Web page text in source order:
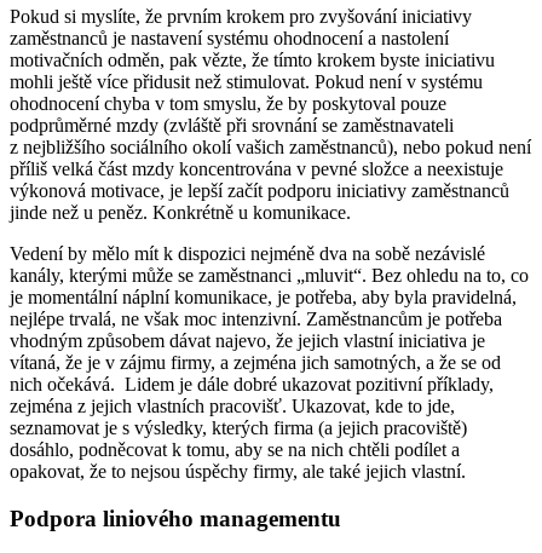
Pokud si myslíte, že prvním krokem pro zvyšování iniciativy
zaměstnanců je nastavení systému ohodnocení a nastolení
motivačních odměn, pak vězte, že tímto krokem byste iniciativu
mohli ještě více přidusit než stimulovat. Pokud není v systému
ohodnocení chyba v tom smyslu, že by poskytoval pouze
podprůměrné mzdy (zvláště při srovnání se zaměstnavateli
z nejbližšího sociálního okolí vašich zaměstnanců), nebo pokud není
příliš velká část mzdy koncentrována v pevné složce a neexistuje
výkonová motivace, je lepší začít podporu iniciativy zaměstnanců
jinde než u peněz. Konkrétně u komunikace.
Vedení by mělo mít k dispozici nejméně dva na sobě nezávislé
kanály, kterými může se zaměstnanci „mluvit“. Bez ohledu na to, co
je momentální náplní komunikace, je potřeba, aby byla pravidelná,
nejlépe trvalá, ne však moc intenzivní. Zaměstnancům je potřeba
vhodným způsobem dávat najevo, že jejich vlastní iniciativa je
vítaná, že je v zájmu firmy, a zejména jich samotných, a že se od
nich očekává. Lidem je dále dobré ukazovat pozitivní příklady,
zejména z jejich vlastních pracovišť. Ukazovat, kde to jde,
seznamovat je s výsledky, kterých firma (a jejich pracoviště)
dosáhlo, podněcovat k tomu, aby se na nich chtěli podílet a
opakovat, že to nejsou úspěchy firmy, ale také jejich vlastní.
Podpora liniového managementu